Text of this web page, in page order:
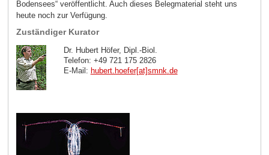
Bodensees“ veröffentlicht. Auch dieses Belegmaterial steht uns
heute noch zur Verfügung.
Zuständiger Kurator
Dr. Hubert Höfer, Dipl.-Biol.
Telefon: +49 721 175 2826
E-Mail: hubert.hoefer[at]smnk.de